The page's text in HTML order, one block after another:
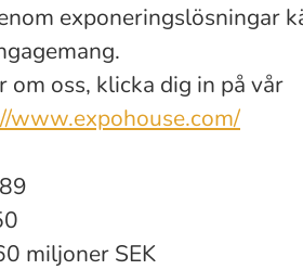
exponeringslösningar
om oss, klicka dig in på vår
www.expohouse.com/
miljoner SEK